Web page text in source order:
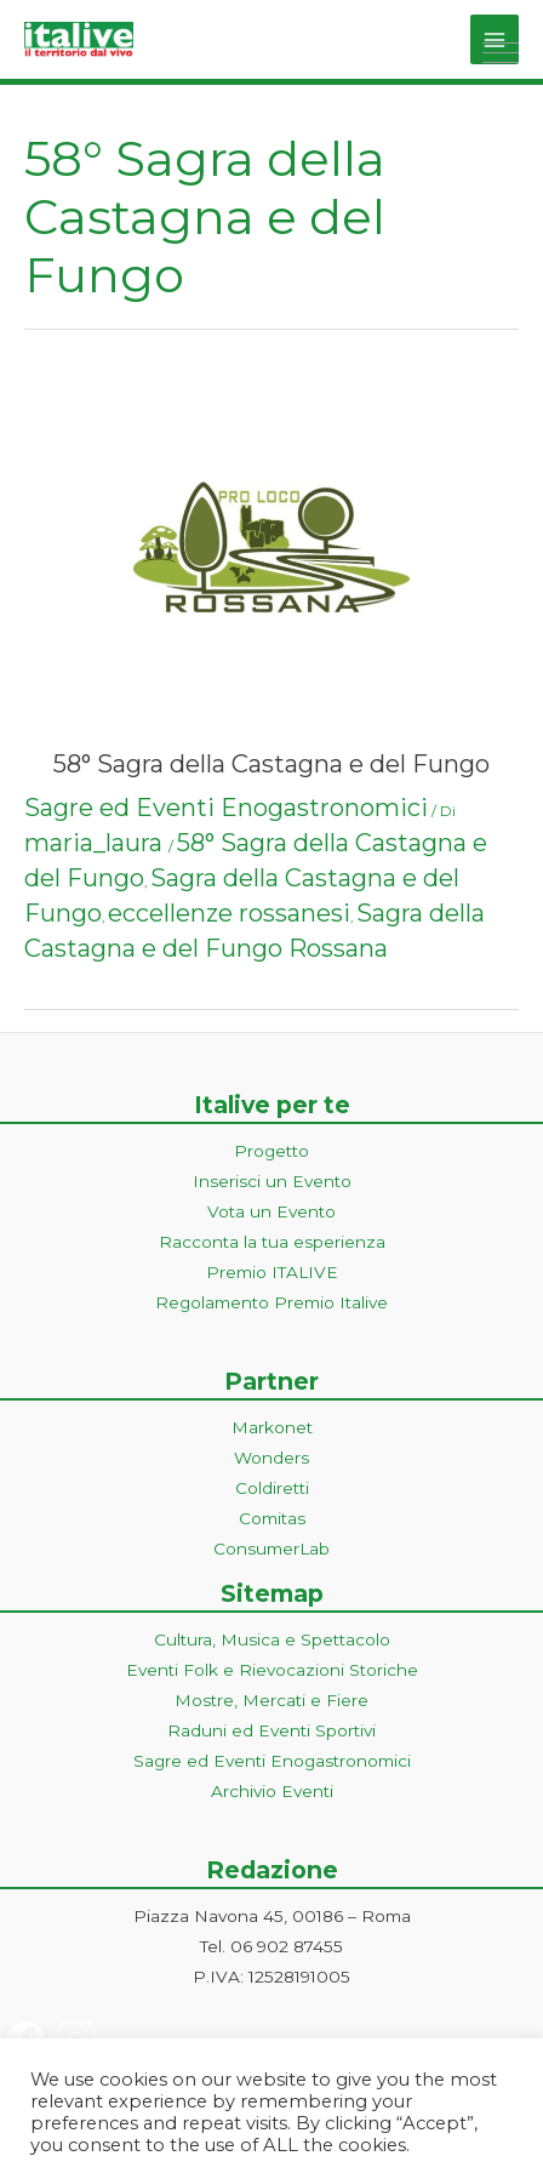
Main
58° Sagra della
Castagna e del
Fungo
58° Sagra della Castagna e del Fungo
Sagre ed Eventi Enogastronomici / Di
maria_laura / 58° Sagra della Castagna e
del Fungo, Sagra della Castagna e del
Fungo, eccellenze rossanesi, Sagra della
Castagna e del Fungo Rossana
Italive per te
Progetto
Inserisci un Evento
Vota un Evento
Racconta la tua esperienza
Premio ITALIVE
Regolamento Premio Italive
Partner
Markonet
Wonders
Coldiretti
Comitas
ConsumerLab
Sitemap
Cultura, Musica e Spettacolo
Eventi Folk e Rievocazioni Storiche
Mostre, Mercati e Fiere
Raduni ed Eventi Sportivi
Sagre ed Eventi Enogastronomici
Archivio Eventi
Redazione
Piazza Navona 45, 00186 – Roma
Tel. 06 902 87455
P.IVA: 12528191005
We use cookies on our website to give you the most
relevant experience by remembering your
preferences and repeat visits. By clicking “Accept”,
you consent to the use of ALL the cookies.